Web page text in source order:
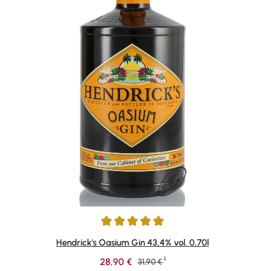
Durchschnittliche Bewertung von 5 von 5 Sternen
Hendrick's Oasium Gin 43,4% vol. 0,70l
Verkaufspreis:
28,90 € Regulärer Preis:
31,90 € 1